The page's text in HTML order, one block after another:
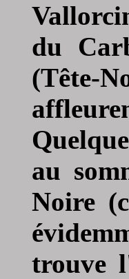
du
(Tête-
au
Noire
trouve